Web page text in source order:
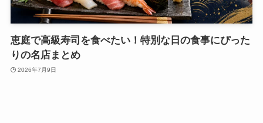
恵庭で高級寿司を食べたい！特別な日の食事にぴった
りの名店まとめ
2026年7月9日